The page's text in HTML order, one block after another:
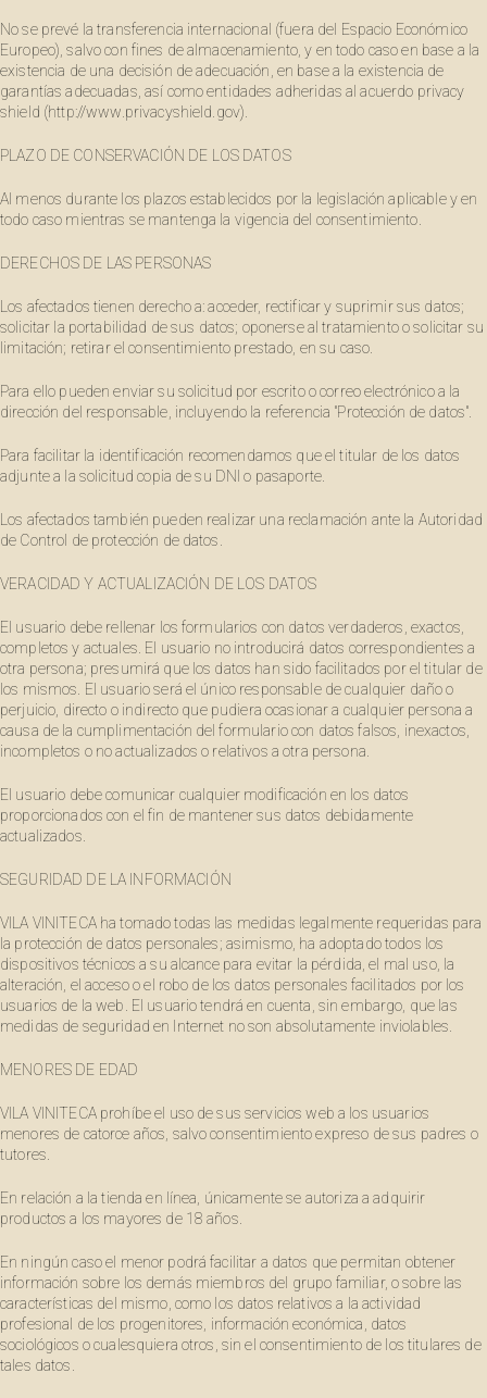
No se prevé la transferencia internacional (fuera del Espacio Económico
Europeo), salvo con fines de almacenamiento, y en todo caso en base a la
existencia de una decisión de adecuación, en base a la existencia de
garantías adecuadas, así como entidades adheridas al acuerdo privacy
shield (http://www.privacyshield.gov).
PLAZO DE CONSERVACIÓN DE LOS DATOS
Al menos durante los plazos establecidos por la legislación aplicable y en
todo caso mientras se mantenga la vigencia del consentimiento.
DERECHOS DE LAS PERSONAS
Los afectados tienen derecho a: acceder, rectificar y suprimir sus datos;
solicitar la portabilidad de sus datos; oponerse al tratamiento o solicitar su
limitación; retirar el consentimiento prestado, en su caso.
Para ello pueden enviar su solicitud por escrito o correo electrónico a la
dirección del responsable, incluyendo la referencia "Protección de datos".
Para facilitar la identificación recomendamos que el titular de los datos
adjunte a la solicitud copia de su DNI o pasaporte.
Los afectados también pueden realizar una reclamación ante la Autoridad
de Control de protección de datos.
VERACIDAD Y ACTUALIZACIÓN DE LOS DATOS
El usuario debe rellenar los formularios con datos verdaderos, exactos,
completos y actuales. El usuario no introducirá datos correspondientes a
otra persona; presumirá que los datos han sido facilitados por el titular de
los mismos. El usuario será el único responsable de cualquier daño o
perjuicio, directo o indirecto que pudiera ocasionar a cualquier persona a
causa de la cumplimentación del formulario con datos falsos, inexactos,
incompletos o no actualizados o relativos a otra persona.
El usuario debe comunicar cualquier modificación en los datos
proporcionados con el fin de mantener sus datos debidamente
actualizados.
SEGURIDAD DE LA INFORMACIÓN
VILA VINITECA ha tomado todas las medidas legalmente requeridas para
la protección de datos personales; asimismo, ha adoptado todos los
dispositivos técnicos a su alcance para evitar la pérdida, el mal uso, la
alteración, el acceso o el robo de los datos personales facilitados por los
usuarios de la web. El usuario tendrá en cuenta, sin embargo, que las
medidas de seguridad en Internet no son absolutamente inviolables.
MENORES DE EDAD
VILA VINITECA prohíbe el uso de sus servicios web a los usuarios
menores de catorce años, salvo consentimiento expreso de sus padres o
tutores.
En relación a la tienda en línea, únicamente se autoriza a adquirir
productos a los mayores de 18 años.
En ningún caso el menor podrá facilitar a datos que permitan obtener
información sobre los demás miembros del grupo familiar, o sobre las
características del mismo, como los datos relativos a la actividad
profesional de los progenitores, información económica, datos
sociológicos o cualesquiera otros, sin el consentimiento de los titulares de
tales datos.